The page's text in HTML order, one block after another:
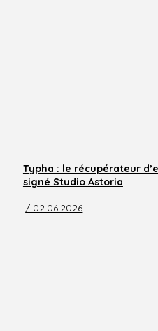
Typha : le récupérateur
signé Studio Astoria
/ 02.06.2026